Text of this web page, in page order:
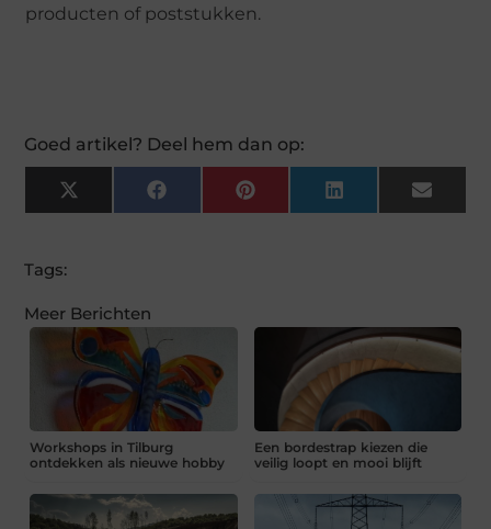
producten of poststukken.
Goed artikel? Deel hem dan op:
X
(Twitter)
FacebookPinterest LinkedIn Email
Tags:
Meer Berichten
Workshops in Tilburg
ontdekken als nieuwe hobby
Een bordestrap kiezen die
veilig loopt en mooi blijft